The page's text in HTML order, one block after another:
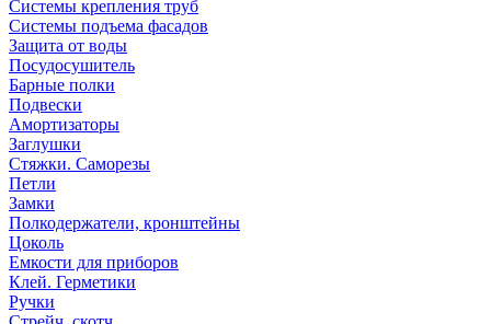
Системы крепления труб
Системы подъема фасадов
Защита от воды
Посудосушитель
Барные полки
Подвески
Амортизаторы
Заглушки
Стяжки. Саморезы
Петли
Замки
Полкодержатели, кронштейны
Цоколь
Емкости для приборов
Клей. Герметики
Ручки